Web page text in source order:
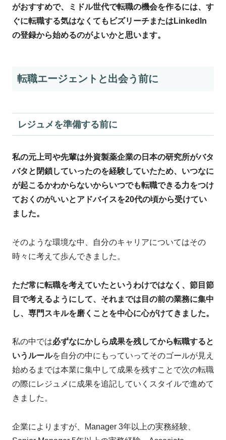
がおすすめで、ミドル世代で転職の機会を作るには、す
ぐに転職する気はなくてもビズリーチまたはLinkedIn
の登録から始めるのがよいかと思います。
転職エージェントと出会う前に
レジュメを準備する前に
私の元上司や先輩は外資製薬企業の日本の研究所がバタ
バタと閉鎖していったのを経験していたため、いつなに
が起こるかわからないからいつでも転職できる力をつけ
ておくのがいいとアドバイスを20代の頃から受けてい
ました。
そのような環境な中、自分のキャリアについてはその
時々に考えて歩んできました。
ただ常に転職を考えていたというわけではなく、節目節
目で考えるようにして、それまでは目の前の業務に集中
し、専門スキルを磨くことを中心に心がけてきました。
私の中では必ずなにかしら成果を残してから転職すると
いうルールを自分の中にもっていってそのゴールが見え
始めるまでは本業に集中して成果を残すことで次の転職
の際にレジュメに成果を追記していくスタイルで進めて
きました。
企業によりますが、Manager 3年以上の実務経験、